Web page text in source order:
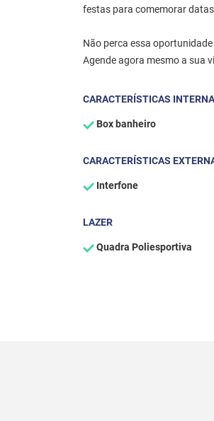
festas para comemorar
Não perca essa
Agende agora mesmo a sua
CARACTERÍSTICAS
Box banheiro
CARACTERÍSTICAS
Interfone
LAZER
Quadra Poliesportiva